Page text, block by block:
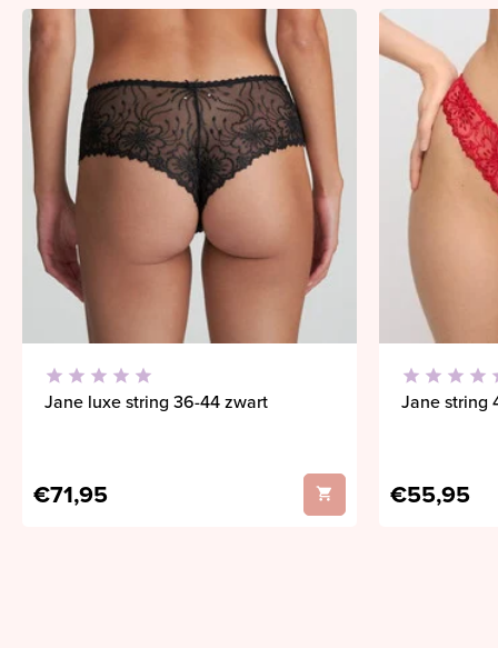
Jane luxe string 36-44 zwart
€71,95
Jane string
€55,95